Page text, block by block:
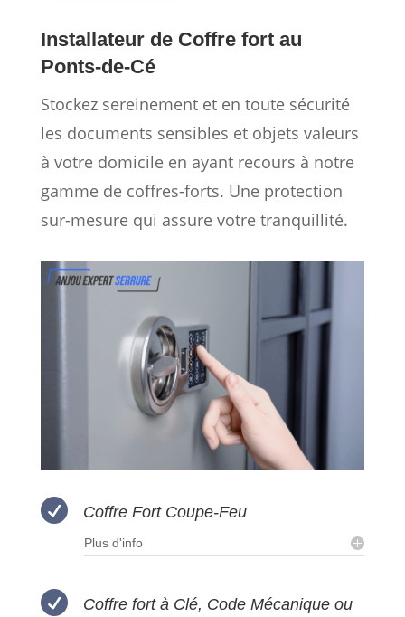
Installateur de Coffre fort au
Ponts-de-Cé
Stockez sereinement et en toute sécurité
les documents sensibles et objets valeurs
à votre domicile en ayant recours à notre
gamme de coffres-forts. Une protection
sur-mesure qui assure votre tranquillité.
 Coffre Fort Coupe-Feu
Plus d'info

Coffre fort à Clé, Code Mécanique ou